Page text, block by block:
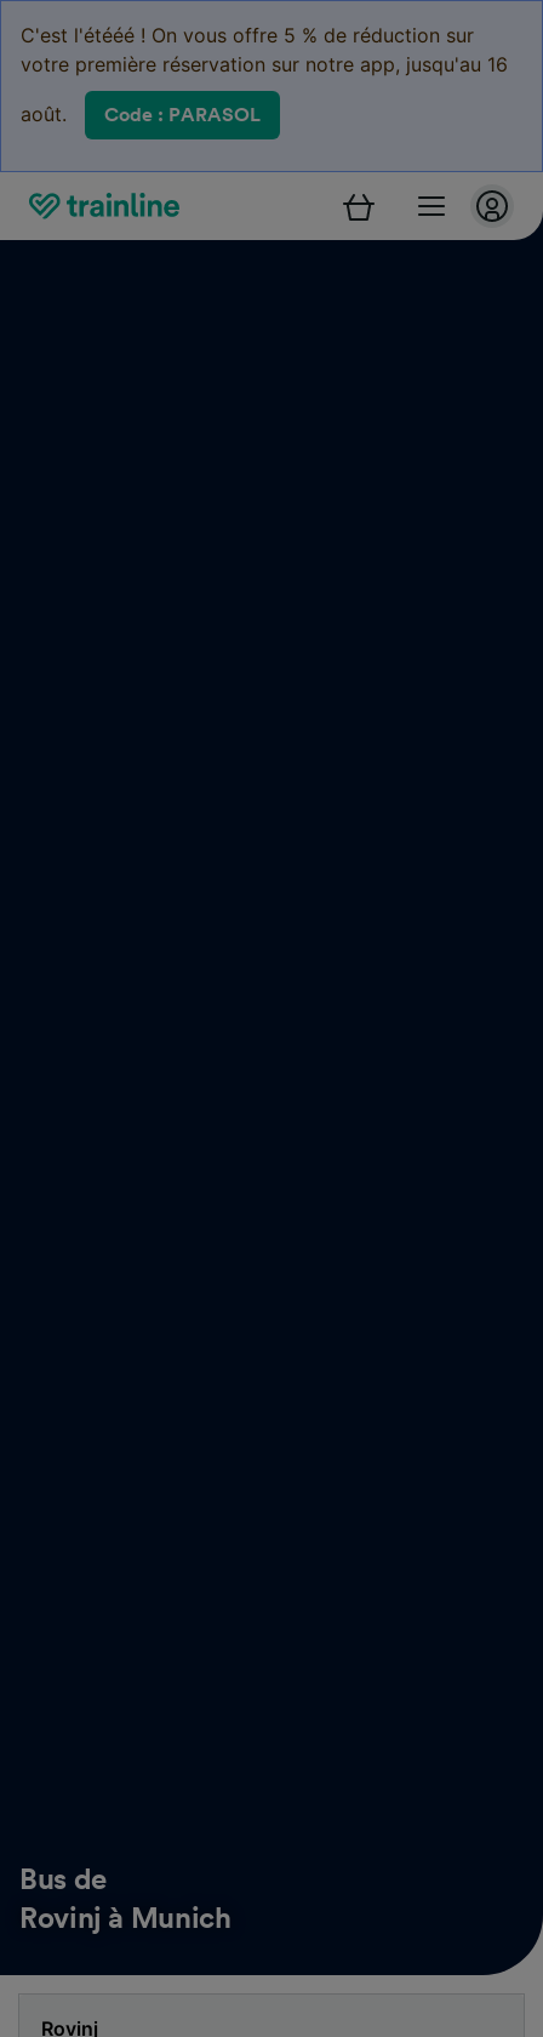
C'est l'étééé ! On vous offre 5 % de réduction sur
votre première réservation sur notre app, jusqu'au 16
août. Code : PARASOL
Bus de
Rovinj à Munich